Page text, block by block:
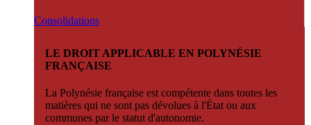
Consolidations
LE DROIT APPLICABLE EN POLYNÉSIE
FRANÇAISE
La Polynésie française est compétente dans toutes les
matières qui ne sont pas dévolues à l'État ou aux
communes par le statut d'autonomie.